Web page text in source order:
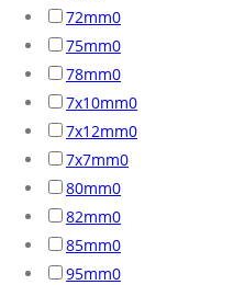
72mm0
75mm0
78mm0
7x10mm0
7x12mm0
7x7mm0
80mm0
82mm0
85mm0
95mm0